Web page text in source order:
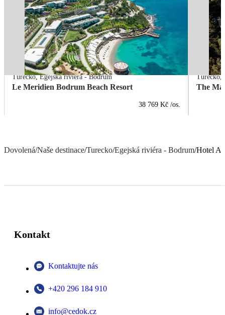
Turecko,Egejská riviéra - Bodrum
Le Meridien Bodrum Beach Resort
38 769 Kč /os.
Turecko,
The
Dovolená/Naše destinace/Turecko/Egejská riviéra - Bodrum/Hotel
Kontakt
Kontaktujte nás
+420 296 184 910
info@cedok.cz